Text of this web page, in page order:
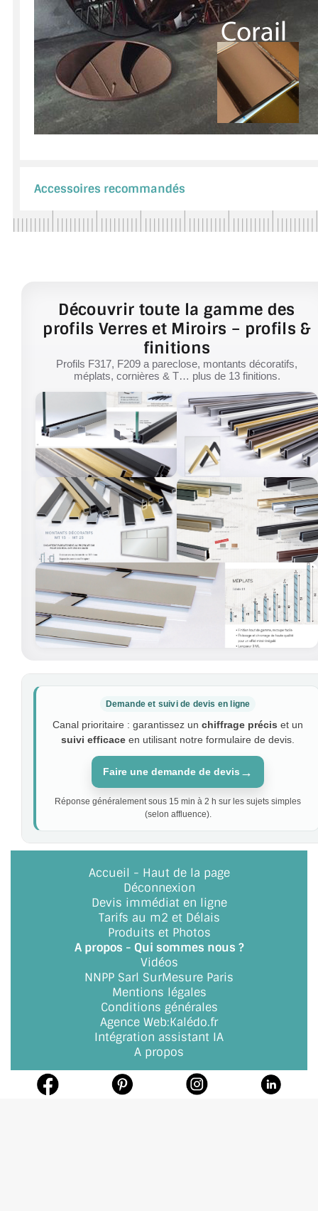
Accessoires recommandés
Découvrir toute la gamme des
profils Verres et Miroirs – profils &
finitions
Profils F317, F209 a pareclose, montants décoratifs,
méplats, cornières & T… plus de 13 finitions.
Demande et suivi de devis en ligne
Canal prioritaire : garantissez un chiffrage précis et un
suivi efficace en utilisant notre formulaire de devis.
Faire une demande de devis →
Réponse généralement sous 15 min à 2 h sur les sujets simples
(selon affluence).
Accueil - Haut de la page
Déconnexion
Devis immédiat en ligne
Tarifs au m2 et Délais
Produits et Photos
A propos - Qui sommes nous ?
Vidéos
NNPP Sarl SurMesure Paris
Mentions légales
Conditions générales
Agence Web:Kalédo.fr
Intégration assistant IA
A propos